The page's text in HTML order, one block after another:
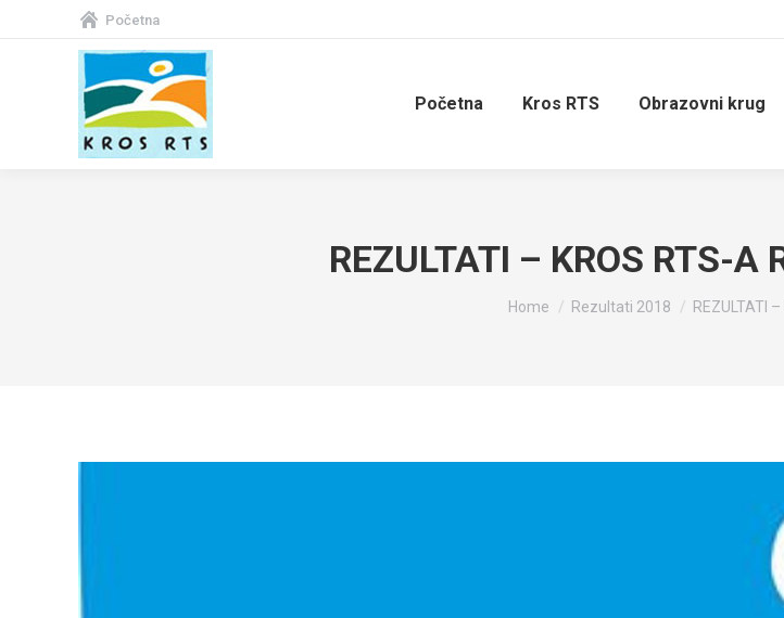
Početna
Početna Kros RTS Obrazovni krug
REZULTATI – KROS RTS-
You are here:
Home Rezultati 2018 REZULTATI –